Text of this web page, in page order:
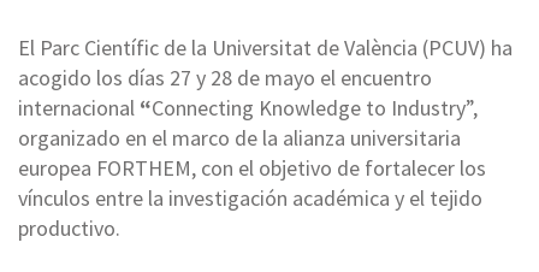
El Parc Científic de la Universitat de València (PCUV) ha
acogido los días 27 y 28 de mayo el encuentro
internacional “Connecting Knowledge to Industry”,
organizado en el marco de la alianza universitaria
europea FORTHEM, con el objetivo de fortalecer los
vínculos entre la investigación académica y el tejido
productivo.